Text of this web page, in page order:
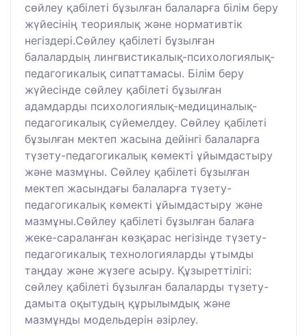
сөйлеу қабілеті бұзылған балаларға білім беру
жүйесінің теориялық және нормативтік
негіздері.Сөйлеу қабілеті бұзылған
балалардың лингвистикалық-психологиялық-
педагогикалық сипаттамасы. Білім беру
жүйесінде сөйлеу қабілеті бұзылған
адамдарды психологиялық-медициналық-
педагогикалық сүйемелдеу. Сөйлеу қабілеті
бұзылған мектеп жасына дейінгі балаларға
түзету-педагогикалық көмекті ұйымдастыру
және мазмұны. Сөйлеу қабілеті бұзылған
мектеп жасындағы балаларға түзету-
педагогикалық көмекті ұйымдастыру және
мазмұны.Сөйлеу қабілеті бұзылған балаға
жеке-сараланған көзқарас негізінде түзету-
педагогикалық технологияларды ұтымды
таңдау және жүзеге асыру. Құзыреттілігі:
сөйлеу қабілеті бұзылған балаларды түзету-
дамыта оқытудың құрылымдық және
мазмұнды модельдерін әзірлеу.